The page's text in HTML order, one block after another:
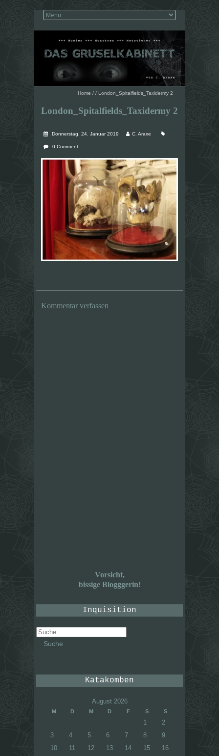
Home / / London_Spitalfields_Taxidermy 2
London_Spitalfields_Taxidermy 2
Donnerstag, 24. Januar 2019 C. Araxe
0 Comment
Kommentar verfassen
Vorsicht,
bissige Blogggerin!
Inquisition
Suche
nach:
Katakomben
August 2026
M D M D F S S
1
2
3
4 5 6 7 8
9
10
11 12 13 14 15
16